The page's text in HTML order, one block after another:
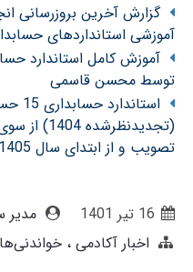
گزارش آخرین بروزرسانی
آموزشی استانداردهای
توسط محسن قاسمی
تصویب و از ابتدای سال 1405 لازم‌الاجرا شد
16 تير 1401
مدیر
اخبار آکادمی خواندنی‌ها